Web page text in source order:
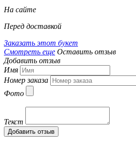
На сайте
Перед доставкой
Заказать этот букет
Смотреть еще Оставить отзыв
Добавить отзыв
Имя
Номер заказа
Фото
Текст
Добавить отзыв